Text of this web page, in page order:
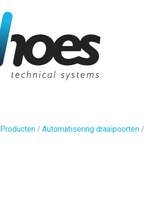
Producten / Automatisering draaipoorten /